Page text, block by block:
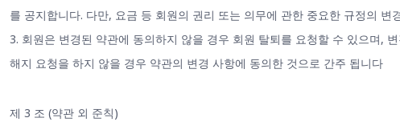
를 공지합니다. 다만, 요금 등 회원의 권리 또는 의무에 관한 중요한 규정의 변
3. 회원은 변경된 약관에 동의하지 않을 경우 회원 탈퇴를 요청할 수 있으며,
해지 요청을 하지 않을 경우 약관의 변경 사항에 동의한 것으로 간주 됩니다
제 3 조 (약관 외 준칙)